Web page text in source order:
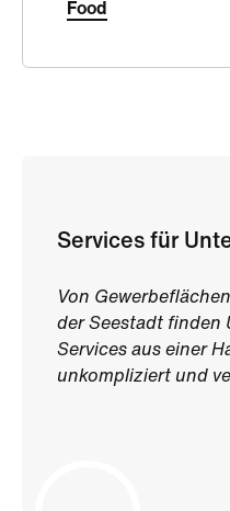
Food
Services für
Von
der Seestadt finden
Services aus einer
unkompliziert und